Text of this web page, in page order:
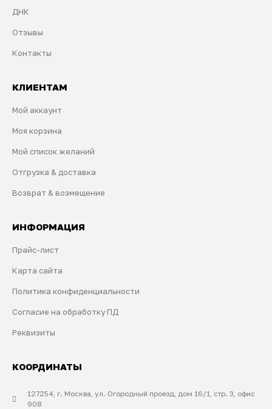
ДНК
Отзывы
Контакты
КЛИЕНТАМ
Мой аккаунт
Моя корзина
Мой список желаний
Отгрузка & доставка
Возврат & возмещение
ИНФОРМАЦИЯ
Прайс-лист
Карта сайта
Политика конфиденциальности
Согласие на обработку ПД
Реквизиты
КООРДИНАТЫ
127254, г. Москва, ул. Огородный проезд, дом 16/1, стр. 3, офис
908